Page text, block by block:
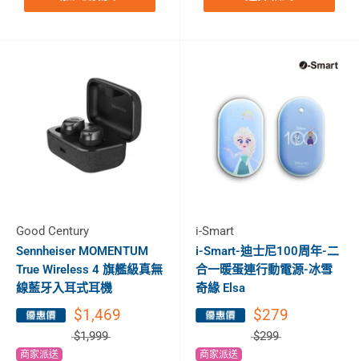
Good Century
Sennheiser MOMENTUM
True Wireless 4 旗艦級真無
線藍牙入耳式耳機
$1,469
$1,999
商家派送
i-Smart
i-Smart-迪士尼100周年-二
合一暖蛋連行動電源-冰雪
奇緣 Elsa
$279
$299
商家派送